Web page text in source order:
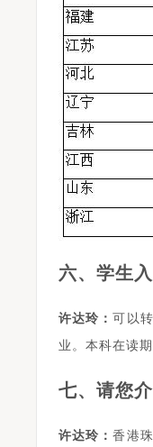
六、学生
许达玲：可以
业。本科在读
七、请您
许达玲：香港